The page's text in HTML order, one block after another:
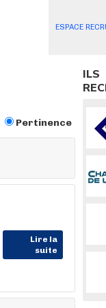
ESPACE
Pertinence
Lire la
suite
ILS